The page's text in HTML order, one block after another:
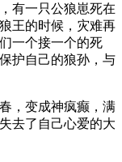
有一只公狼崽死在
王的时候，灾难再
一个接一个的死
护自己的狼孙，与
，变成神疯癫，满
去了自己心爱的大